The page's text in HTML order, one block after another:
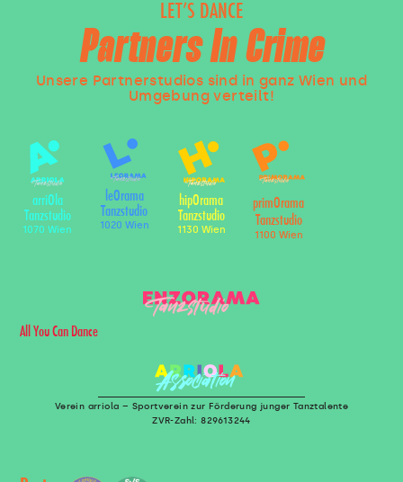
LET’S DANCE
Partners In Crime
Unsere Partnerstudios sind in ganz Wien und
Umgebung verteilt!
arriOla
Tanzstudio
1070 Wien
leOrama
Tanzstudio
1020 Wien
hipOrama
Tanzstudio
1130 Wien
primOrama
Tanzstudio
1100 Wien
All You Can Dance
Verein arriola – Sportverein zur Förderung junger Tanztalente
ZVR-Zahl: 829613244
TUDI